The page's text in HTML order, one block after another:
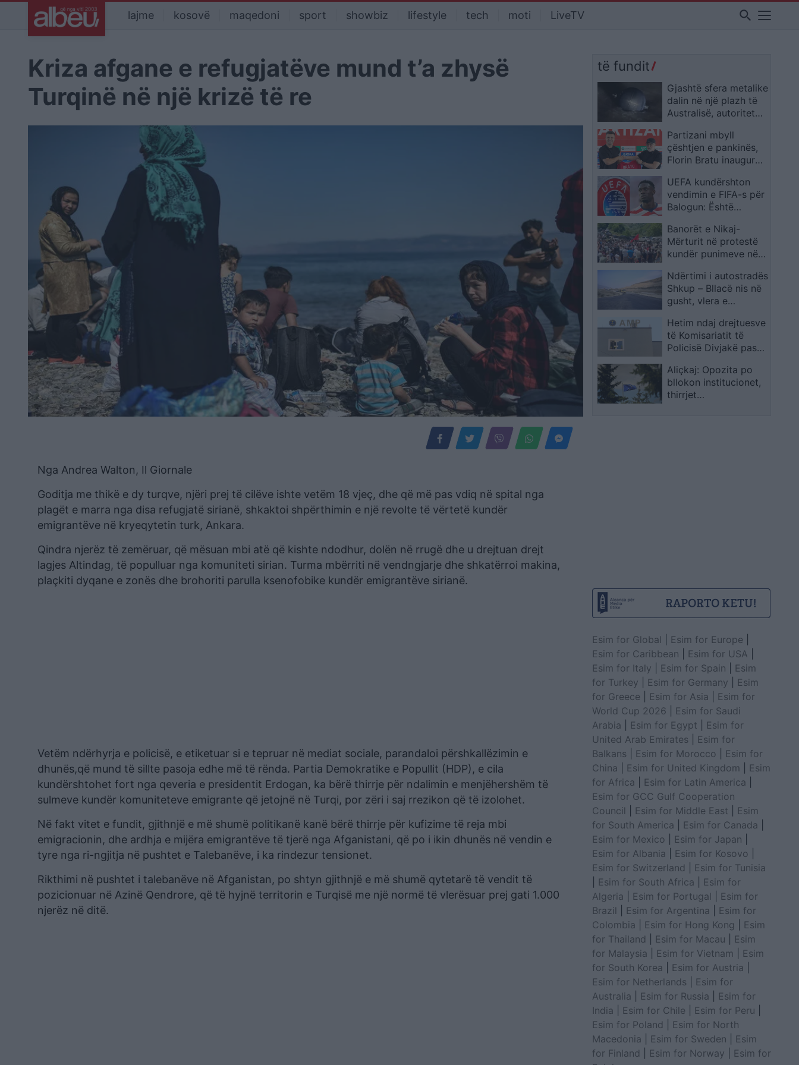
lajme kosovë maqedoni sport showbiz lifestyle tech moti LiveTV search
Kriza afgane e refugjatëve mund t’a zhysë
Turqinë në një krizë të re
Nga Andrea Walton, Il Giornale
Goditja me thikë e dy turqve, njëri prej të cilëve ishte vetëm 18 vjeç, dhe që më pas vdiq në spital nga
plagët e marra nga disa refugjatë sirianë, shkaktoi shpërthimin e një revolte të vërtetë kundër
emigrantëve në kryeqytetin turk, Ankara.
Qindra njerëz të zemëruar, që mësuan mbi atë që kishte ndodhur, dolën në rrugë dhe u drejtuan drejt
lagjes Altindag, të populluar nga komuniteti sirian. Turma mbërriti në vendngjarje dhe shkatërroi makina,
plaçkiti dyqane e zonës dhe brohoriti parulla ksenofobike kundër emigrantëve sirianë.
Vetëm ndërhyrja e policisë, e etiketuar si e tepruar në mediat sociale, parandaloi përshkallëzimin e
dhunës,që mund të sillte pasoja edhe më të rënda. Partia Demokratike e Popullit (HDP), e cila
kundërshtohet fort nga qeveria e presidentit Erdogan, ka bërë thirrje për ndalimin e menjëhershëm të
sulmeve kundër komuniteteve emigrante që jetojnë në Turqi, por zëri i saj rrezikon që të izolohet.
Në fakt vitet e fundit, gjithnjë e më shumë politikanë kanë bërë thirrje për kufizime të reja mbi
emigracionin, dhe ardhja e mijëra emigrantëve të tjerë nga Afganistani, që po i ikin dhunës në vendin e
tyre nga ri-ngjitja në pushtet e Talebanëve, i ka rindezur tensionet.
Rikthimi në pushtet i talebanëve në Afganistan, po shtyn gjithnjë e më shumë qytetarë të vendit të
pozicionuar në Azinë Qendrore, që të hyjnë territorin e Turqisë me një normë të vlerësuar prej gati 1.000
njerëz në ditë.
të fundit
Gjashtë sfera metalike
dalin në një plazh të
Australisë, autoritetet
qytetarët të mos i
prekin
Partizani mbyll
çështjen e pankinës,
Florin Bratu inauguron
Kërnajas
UEFA kundërshton
vendimin e FIFA-s për
Balogun: Është
kuqe
Banorët e Nikaj-
Mërturit në protestë
kundër punimeve në
dëmtohet mjedisi në
Tropojë
Ndërtimi i autostradës
Shkup – Bllacë nis në
gusht, vlera e
euro
Hetim ndaj drejtuesve
të Komisariatit të
Policisë Divjakë pas
narkotike
Aliçkaj: Opozita po
bllokon institucionet,
thirrjet
Esim for Global Esim for Europe
Esim for Caribbean
Esim for USA
Esim for Italy
Esim for Spain
Esim
for Turkey
Esim for Germany
Esim
for Greece
Esim for Asia
Esim for
World Cup 2026
Esim for Saudi
Arabia
Esim for Egypt
Esim for
United Arab Emirates
Esim for
Balkans
Esim for Morocco
Esim for
China
Esim for United Kingdom
Esim
for Africa
Esim for Latin America
Esim for GCC Gulf Cooperation
Council
Esim for Middle East
Esim
for South America
Esim for Canada
Esim for Mexico
Esim for Japan
Esim for Albania
Esim for Kosovo
Esim for Switzerland
Esim for Tunisia
Esim for South Africa
Esim for
Algeria
Esim for Portugal
Esim for
Brazil
Esim for Argentina
Esim for
Colombia
Esim for Hong Kong
Esim
for Thailand
Esim for Macau
Esim
for Malaysia
Esim for Vietnam
Esim
for South Korea
Esim for Austria
Esim for Netherlands
Esim for
Australia
Esim for Russia
Esim for
India
Esim for Chile Esim for Peru
Esim for Poland
Esim for North
Macedonia
Esim for Sweden
Esim
for Finland
Esim for Norway
Esim for